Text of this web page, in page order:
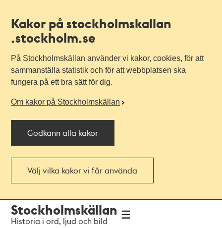
Kakor på stockholmskallan
.stockholm.se
På Stockholmskällan använder vi kakor, cookies, för att
sammanställa statistik och för att webbplatsen ska
fungera på ett bra sätt för dig.
Om kakor på Stockholmskällan
Godkänn alla kakor
Välj vilka kakor vi får använda
navigationen
huvudinnehållet
Stockholmskällan
Historia i ord, ljud och bild